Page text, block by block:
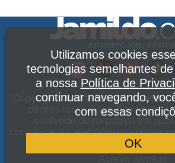
Copyright Jamildo Melo
direitos reservados. É proibida a
conteúdo desta página em
comunicação, eletrônico ou
Política de Privacidade
Utilizamos cookies
tecnologias semelhantes
a nossa Política de
continuar navegando,
com essas
OK